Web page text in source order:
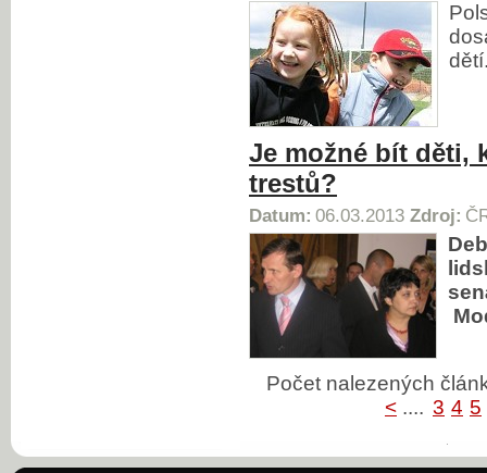
Je možné bít děti,
trestů?
Datum: 06.03.2013 Zdroj:
Počet nalezených
< .... 3 4 5